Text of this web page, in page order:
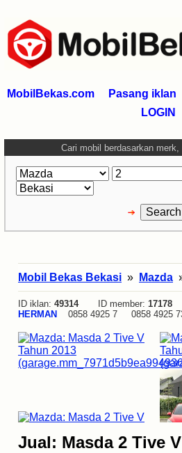
MobilBekas.com Pasang iklan
LOGIN
Cari mobil berdasarkan
Mobil Bekas Bekasi » Mazda
ID iklan: 49314ID member: 17178
HERMAN
0858 4925 7 0858 4925
Jual: Masda 2 Tive